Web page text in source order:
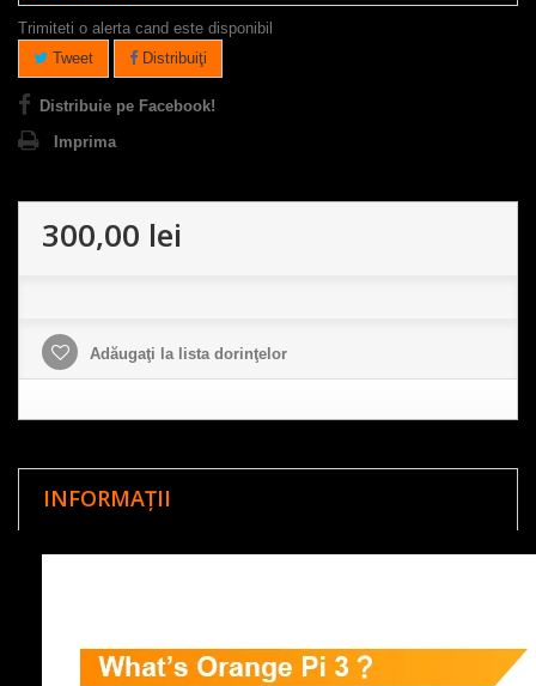
Trimiteti o alerta cand este disponibil
Tweet
Distribuiţi
Distribuie pe Facebook!
Imprima
300,00 lei
Adăugaţi la lista dorinţelor
INFORMAȚII